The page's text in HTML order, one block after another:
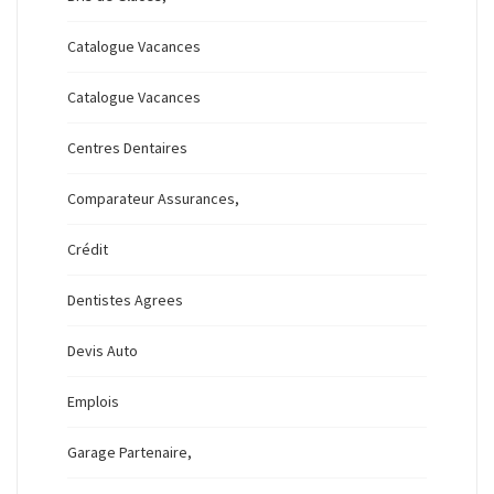
Catalogue Vacances
Catalogue Vacances
Centres Dentaires
Comparateur Assurances,
Crédit
Dentistes Agrees
Devis Auto
Emplois
Garage Partenaire,